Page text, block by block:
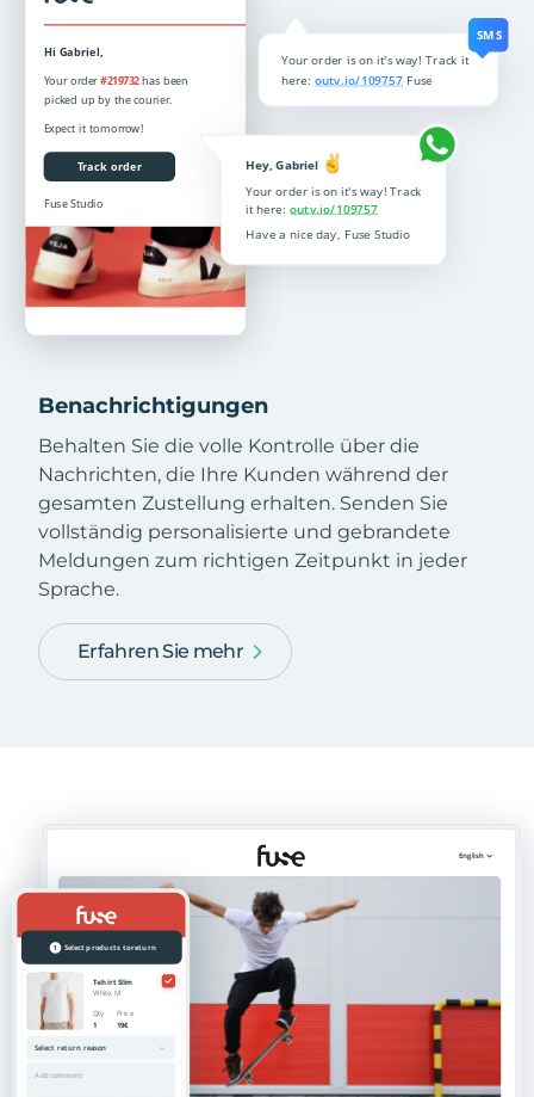
Benachrichtigungen
Behalten Sie die volle Kontrolle über die
Nachrichten, die Ihre Kunden während der
gesamten Zustellung erhalten. Senden Sie
vollständig personalisierte und gebrandete
Meldungen zum richtigen Zeitpunkt in jeder
Sprache.
Erfahren Sie mehr